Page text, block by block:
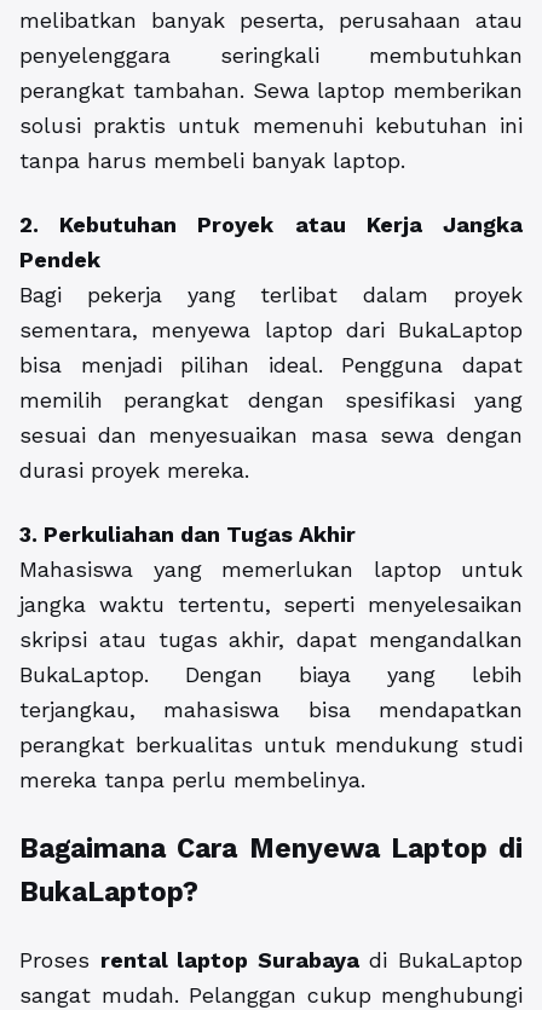
melibatkan banyak peserta, perusahaan atau
penyelenggara seringkali membutuhkan
perangkat tambahan. Sewa laptop memberikan
solusi praktis untuk memenuhi kebutuhan ini
tanpa harus membeli banyak laptop.
2. Kebutuhan Proyek atau Kerja Jangka
Pendek
Bagi pekerja yang terlibat dalam proyek
sementara, menyewa laptop dari BukaLaptop
bisa menjadi pilihan ideal. Pengguna dapat
memilih perangkat dengan spesifikasi yang
sesuai dan menyesuaikan masa sewa dengan
durasi proyek mereka.
3. Perkuliahan dan Tugas Akhir
Mahasiswa yang memerlukan laptop untuk
jangka waktu tertentu, seperti menyelesaikan
skripsi atau tugas akhir, dapat mengandalkan
BukaLaptop. Dengan biaya yang lebih
terjangkau, mahasiswa bisa mendapatkan
perangkat berkualitas untuk mendukung studi
mereka tanpa perlu membelinya.
Bagaimana Cara Menyewa Laptop di
BukaLaptop?
Proses rental laptop Surabayadi BukaLaptop
sangat mudah. Pelanggan cukup menghubungi